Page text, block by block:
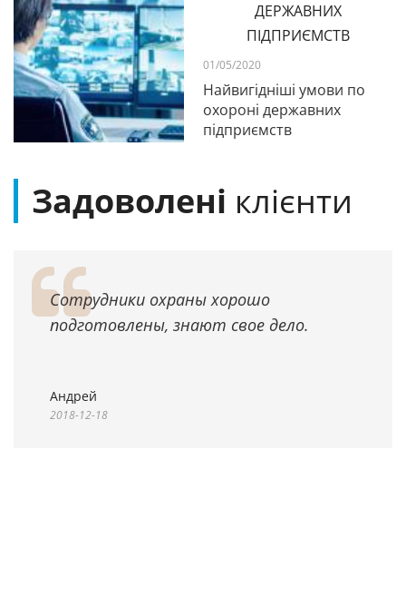
ДЕРЖАВНИХ
ПІДПРИЄМСТВ
01/05/2020
Найвигідніші умови по
охороні державних
підприємств
Задоволені клієнти
Сотрудники охраны хорошо
подготовлены, знают свое дело.
Андрей
2018-12-18